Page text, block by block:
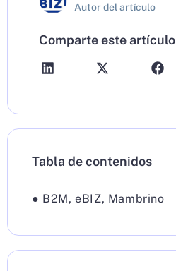
Autor del artículo
Comparte este artículo
Tabla de contenidos
● B2M,eBIZ, Mambrino